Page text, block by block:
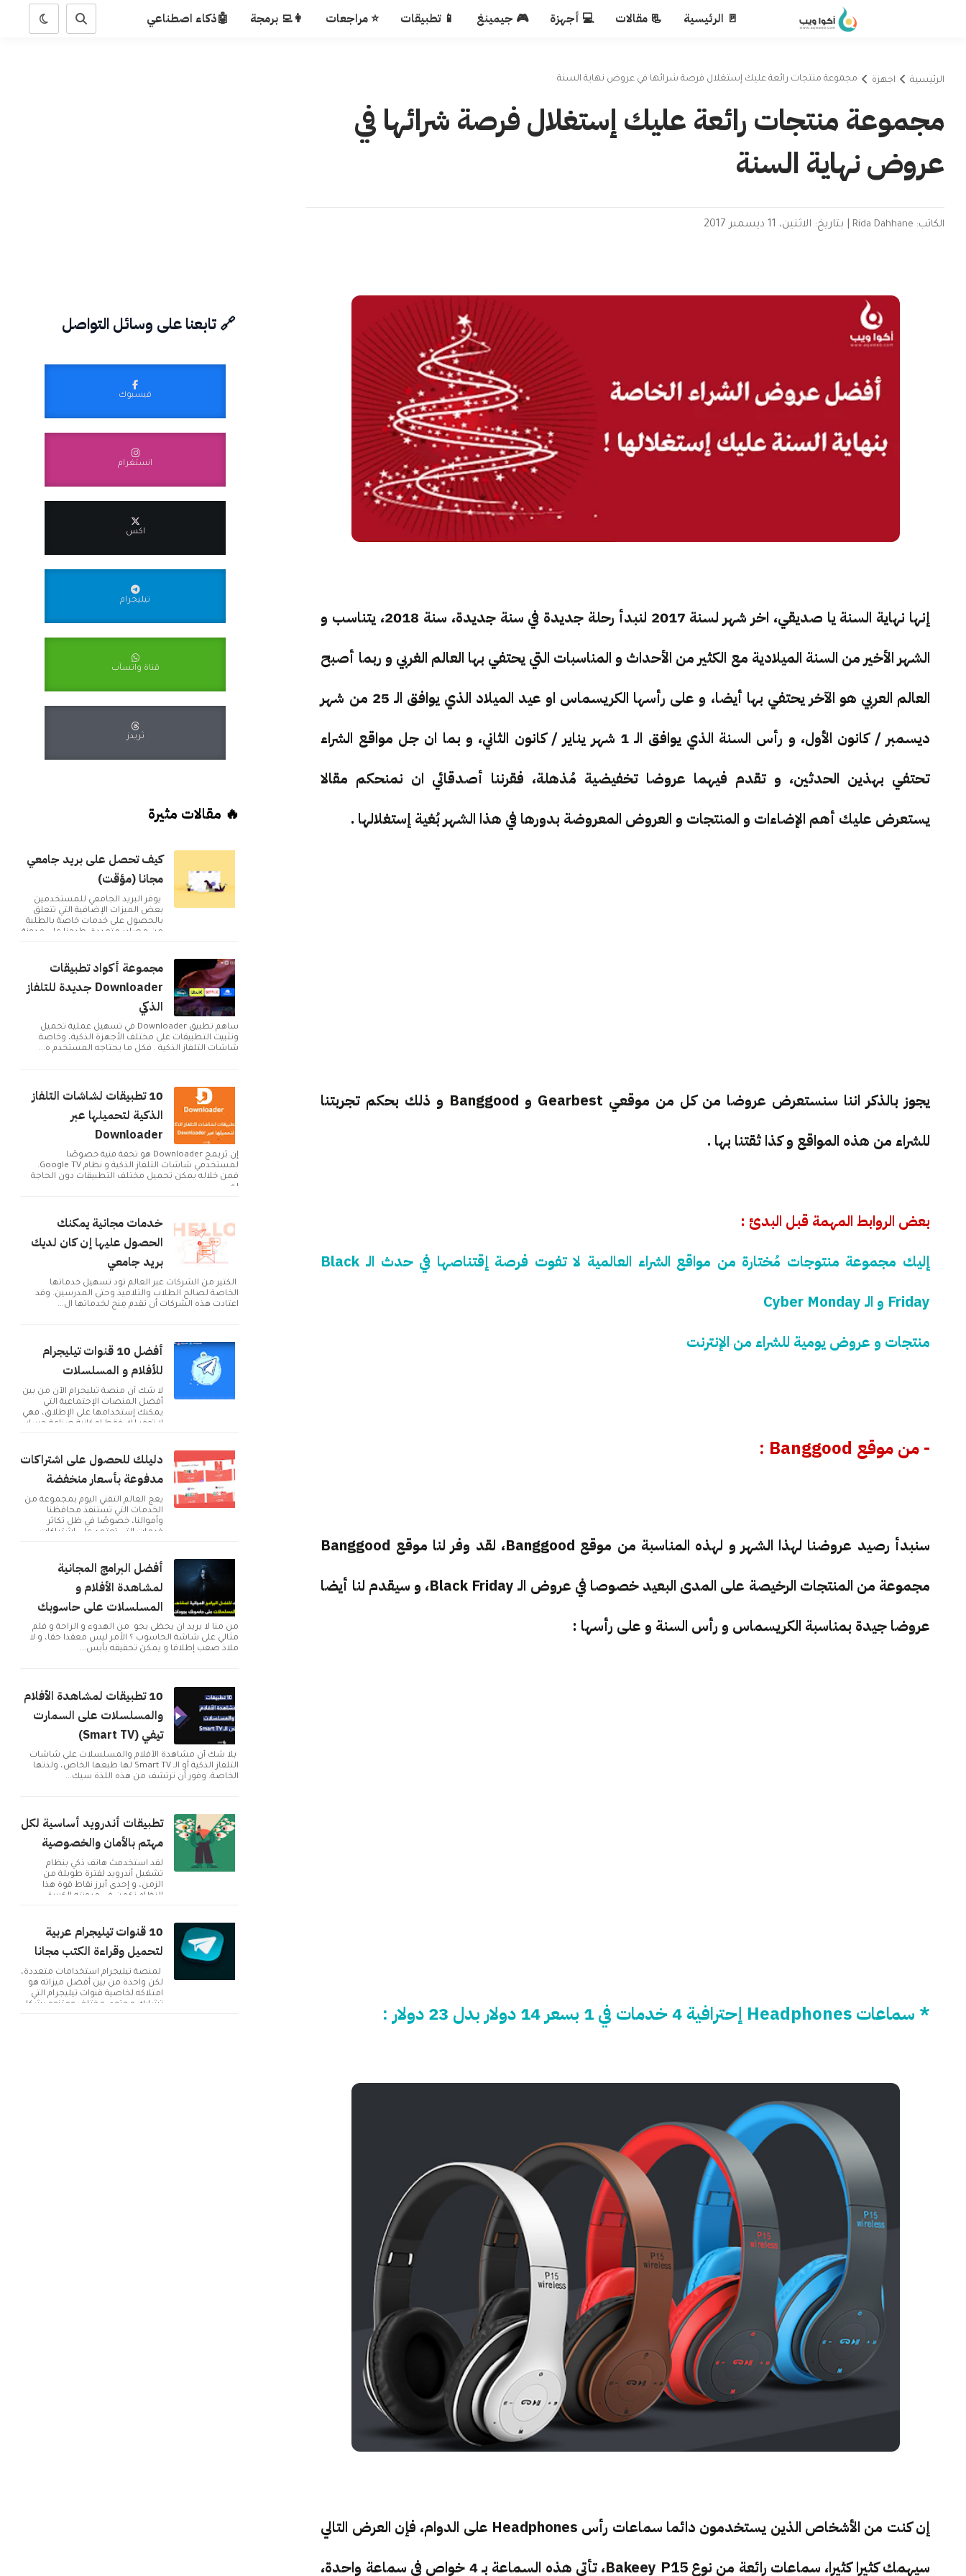
🚪 الرئيسية 📃 مقالات 💻 أجهزة 🎮 جيمينغ 📱 تطبيقات ⭐ مراجعات 👩‍💻 برمجة 🤖ذكاء اصطناعي
الرئيسية اجهزة مجموعة منتجات رائعة عليك إستغلال فرصة شرائها في عروض نهاية السنة
مجموعة منتجات رائعة عليك إستغلال فرصة شرائها في
عروض نهاية السنة
الكاتب: Rida Dahhane بتاريخ: الاثنين، 11 ديسمبر 2017
إنها نهاية السنة يا صديقي، اخر شهر لسنة 2017 لنبدأ رحلة جديدة في سنة جديدة، سنة 2018، يتناسب و
الشهر الأخير من السنة الميلادية مع الكثير من الأحداث و المناسبات التي يحتفي بها العالم الغربي و ربما أصبح
العالم العربي هو الآخر يحتفي بها أيضا، و على رأسها الكريسماس او عيد الميلاد الذي يوافق الـ 25 من شهر
ديسمبر / كانون الأول، و رأس السنة الذي يوافق الـ 1 شهر يناير / كانون الثاني، و بما ان جل مواقع الشراء
تحتفي بهذين الحدثين، و تقدم فيهما عروضا تخفيضية مُذهلة، فقرننا أصدقائي ان نمنحكم مقالا
يستعرض عليك أهم الإضاءات و المنتجات و العروض المعروضة بدورها في هذا الشهر بُغية إستغلالها .
يجوز بالذكر اننا سنستعرض عروضا من كل من موقعي Gearbest و Banggood و ذلك بحكم تجربتنا
للشراء من هذه المواقع و كذا ثقتنا بها .
بعض الروابط المهمة قبل البدئ :
إليك مجموعة منتوجات مُختارة من مواقع الشراء العالمية لا تفوت فرصة إقتناصها في حدث الـ Black
Friday و الـ Cyber Monday
منتجات و عروض يومية للشراء من الإنترنت
- من موقع Banggood :
سنبدأ رصيد عروضنا لهذا الشهر و لهذه المناسبة من موقع Banggood، لقد وفر لنا موقع Banggood
مجموعة من المنتجات الرخيصة على المدى البعيد خصوصا في عروض الـ Black Friday، و سيقدم لنا أيضا
عروضا جيدة بمناسبة الكريسماس و رأس السنة و على رأسها :
* سماعات Headphones إحترافية 4 خدمات في 1 بسعر 14 دولار بدل 23 دولار :
إن كنت من الأشخاص الذين يستخدمون دائما سماعات رأس Headphones على الدوام، فإن العرض التالي
سيهمك كثيرا كثيرا، سماعات رائعة من نوع Bakeey P15، تأتي هذه السماعة بـ 4 خواص في سماعة واحدة،
🔗 تابعنا على وسائل التواصل
فيسبوك
انستغرام
اكس
تيليجرام
قناة واتسآب
ثريدز
🔥 مقالات مثيرة
كيف تحصل على بريد جامعي
مجانا (مؤقت)
يوفر البريد الجامعي للمستخدمين
بعض الميزات الإضافية التي تتعلق
بالحصول على خدمات خاصة بالطلبة
من مصادر متعددة. طرحنا على مدونة
مجموعة أكواد تطبيقات
Downloader جديدة للتلفاز
الذكي
ساهم تطبيق Downloader في تسهيل عملية تحميل
وتثبيت التطبيقات على مختلف الأجهزة الذكية، وخاصة
شاشات التلفاز الذكية . فكل ما يحتاجه المستخدم ه...
10 تطبيقات لشاشات التلفاز
الذكية لتحميلها عبر
Downloader
إن بُريمج Downloader هو تحفة فنية خصوصًا
لمستخدمي شاشات التلفاز الذكية و نظام Google TV.
فمن خلاله يمكن تحميل مختلف التطبيقات دون الحاجة
لم...
خدمات مجانية يمكنك
الحصول عليها إن كان لديك
بريد جامعي
الكثير من الشركات عبر العالم تود تسهيل خدماتها
الخاصة لصالح الطلاب والتلاميذ وحتى المدرسين. وقد
اعتادت هذه الشركات أن تقدم مِنح لخدماتها ال...
أفضل 10 قنوات تيليجرام
للأفلام و المسلسلات
لا شك أن منصة تيليجرام الآن من بين
أفضل المنصات الإجتماعية التي
يمكنك إستخدامها على الإطلاق، فهي
لا توفر لك فقط إمكانية صناعة حساب
دليلك للحصول على اشتراكات
مدفوعة بأسعار منخفضة
يعج العالم التقني اليوم بمجموعة من
الخدمات التي تستنفذ محافظنا
وأموالنا، خصوصًا في ظل تكاثر
خدمات التي تعتمد على اشتراكات
أفضل البرامج المجانية
لمشاهدة الأفلام و
المسلسلات على حاسوبك
من منا لا يريد ان يحظى بجو من الهدوء و الراحة و فلم
مثالي على شاشة الحاسوب ؟ الأمر ليس معقدا حقا، و لا
ملاذ صعب إطلاقا و يمكن تحقيقه بأبس...
10 تطبيقات لمشاهدة الأفلام
والمسلسلات على السمارت
تيفي (Smart TV)
بلا شك أن مشاهدة الأفلام والمسلسلات على شاشات
التلفاز الذكية أو الـ Smart TV لها طبعها الخاص، ولذتها
الخاصة. وفور أن ترتشف من هذه اللذة سيك...
تطبيقات أندرويد أساسية لكل
مهتم بالأمان والخصوصية
لقد استخدمتُ هاتف ذكي بنظام
تشغيل أندرويد لفترة طويلة من
الزمن، و إحدى أبرز نقاط قوة هذا
النظام تكمن في مرونته الكبيرة
10 قنوات تيليجرام عربية
لتحميل وقراءة الكتب مجانا
لمنصة تيليجرام استخدامات متعددة،
لكن واحدة من بين أفضل ميزاته هو
امتلاكه لخاصية قنوات تيليجرام التي
تشارك محتوى مختلف ومتنوع بشكل